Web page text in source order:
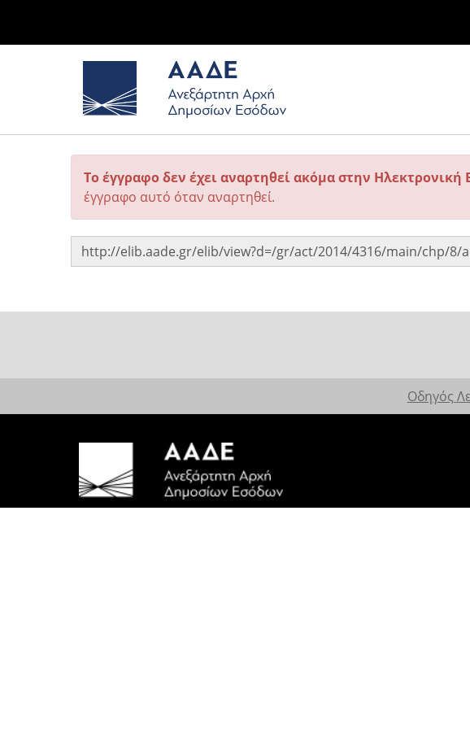
Το έγγραφο δεν έχει αναρτηθεί ακόμα στην Ηλεκτρονική
έγγραφο αυτό όταν αναρτηθεί.
Οδηγός